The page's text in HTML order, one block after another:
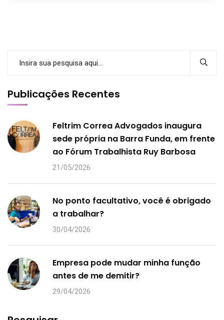
Publicações Recentes
Feltrim Correa Advogados inaugura
sede própria na Barra Funda, em frente
ao Fórum Trabalhista Ruy Barbosa
21/05/2026
No ponto facultativo, você é obrigado
a trabalhar?
30/04/2026
Empresa pode mudar minha função
antes de me demitir?
29/04/2026